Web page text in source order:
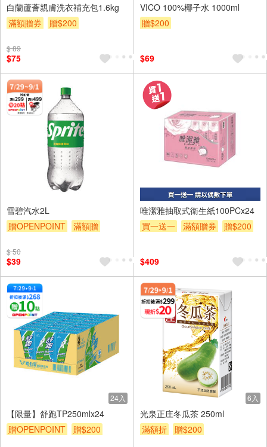
白蘭蘆薈親膚洗衣補充包1.6kg
滿額贈券
贈$200
$ 89
$75
VICO 100%椰子水 1000ml
贈$200
$69
雪碧汽水2L
贈OPENPOINT
滿額贈
$ 50
$39
唯潔雅抽取式衛生紙100PCx24
買一送一
滿額贈券 贈$200
$409
24入
【限量】舒跑TP250mlx24
贈OPENPOINT
贈$200
6入
光泉正庄冬瓜茶 250ml
滿額折
贈$200